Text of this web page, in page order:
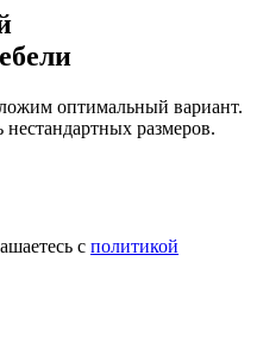
оптимальный вариант.
размеров.
с политикой